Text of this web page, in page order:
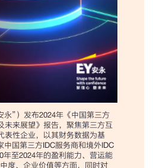
永”）发布2024年《中国第三方
未来展望》报告，聚焦第三方互
表性企业，以其财务数据为基
中国第三方IDC服务商和境外IDC
年至2024年的盈利能力、营运能
度、企业价值等方面，同时对